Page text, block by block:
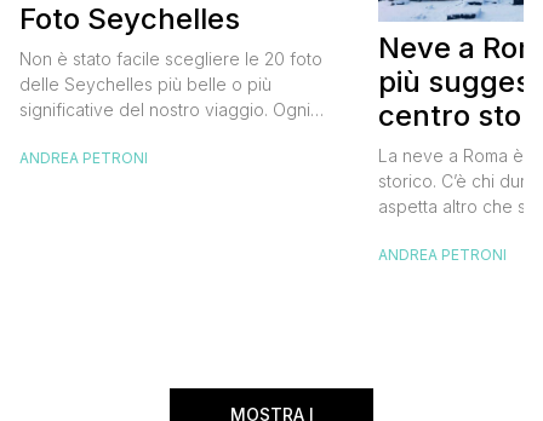
Foto Seychelles
Non è stato facile scegliere le 20 foto
delle Seychelles più belle o più
significative del nostro viaggio. Ogni
fotografato e conservato gelosamente
ANDREA PETRONI
Neve a
più
centro
La neve a Roma è
storico. C’è chi
aspetta altro che
bambino, c’è chi
ANDREA PETRONI
MOSTRA I